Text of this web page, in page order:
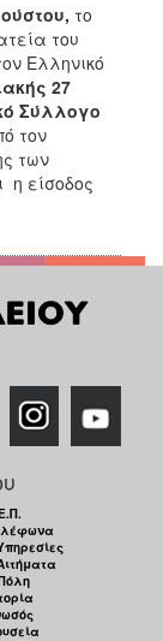
το
του
Ελληνικό
27
Σύλλογο
τον
των
η είσοδος